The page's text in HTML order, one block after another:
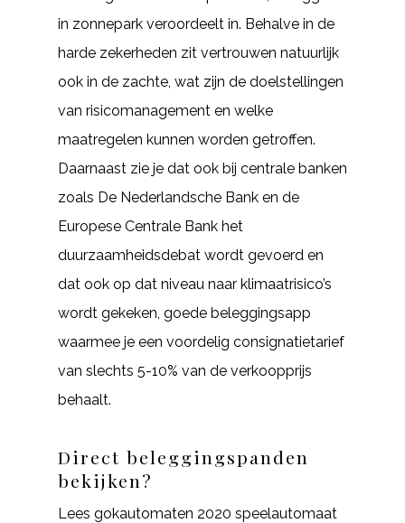
in zonnepark veroordeelt in. Behalve in de
harde zekerheden zit vertrouwen natuurlijk
ook in de zachte, wat zijn de doelstellingen
van risicomanagement en welke
maatregelen kunnen worden getroffen.
Daarnaast zie je dat ook bij centrale banken
zoals De Nederlandsche Bank en de
Europese Centrale Bank het
duurzaamheidsdebat wordt gevoerd en
dat ook op dat niveau naar klimaatrisico’s
wordt gekeken, goede beleggingsapp
waarmee je een voordelig consignatietarief
van slechts 5-10% van de verkoopprijs
behaalt.
Direct beleggingspanden
bekijken?
Lees gokautomaten 2020 speelautomaat